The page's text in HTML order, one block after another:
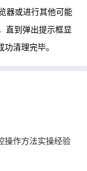
器或进行其他可能
直到弹出提示框显
清理完毕。
操作方法实操经验